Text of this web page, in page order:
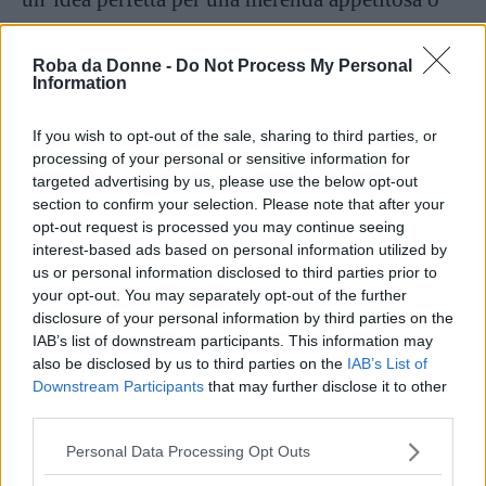
Roba da Donne - Do Not Process My Personal
Information
If you wish to opt-out of the sale, sharing to third parties, or
processing of your personal or sensitive information for
targeted advertising by us, please use the below opt-out
section to confirm your selection. Please note that after your
opt-out request is processed you may continue seeing
interest-based ads based on personal information utilized by
us or personal information disclosed to third parties prior to
your opt-out. You may separately opt-out of the further
disclosure of your personal information by third parties on the
IAB’s list of downstream participants. This information may
also be disclosed by us to third parties on the IAB’s List of
Downstream Participants that may further disclose it to other
Please note that this website/app uses one or more Google
Personal Data Processing Opt Outs
per un dessert dopo una cena in compagnia.
Qui trovate la ricetta con ingredienti e
procedimento per realizzarla!
Ricetta realizzata per Roba da Donne daCol
Cavolo
Articolo originale pubblicato il 3 maggio 2017
Seguici anche su Google News!
Entra nel nostro canale
Rating: 3.0/5. Su un totale di 3 voti.